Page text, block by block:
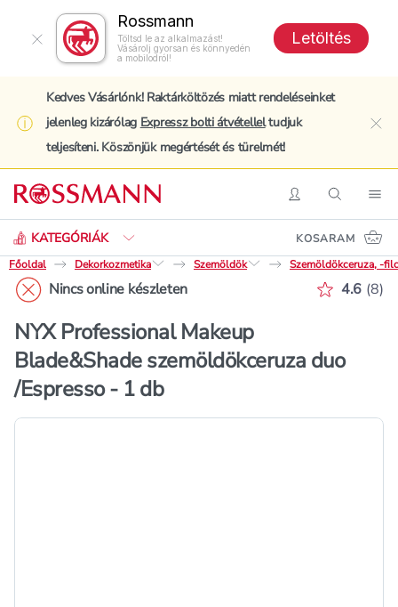
Rossmann
Töltsd le az alkalmazást!
Vásárolj gyorsan és könnyedén
a mobilodról!
Letöltés
Kedves Vásárlónk! Raktárköltözés miatt rendeléseinket
jelenleg kizárólag Expressz bolti átvételleltudjuk
teljesíteni. Köszönjük megértését és türelmét!
BelépésKeresés
KATEGÓRIÁK
Keresés
KOSARAM
Főoldal
Dekorkozmetika Szemöldök Szemöldökceruza, -filc
Nincs online készleten 4.6 (8)
NYX Professional Makeup
Blade&Shade szemöldökceruza duo
/Espresso - 1 db